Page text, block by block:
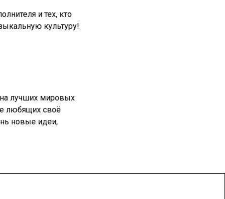
и тех, кто
культуру!
лучших мировых
любящих своё
новые идеи,